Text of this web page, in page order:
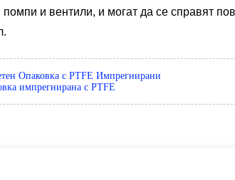
и вентили, и могат да се справят
Опаковка с PTFE Импрегнирани
импрегнирана с PTFE